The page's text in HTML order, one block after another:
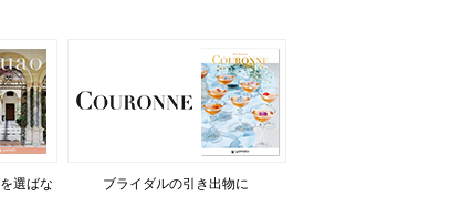
選ばな
ブライダルの引き出物に